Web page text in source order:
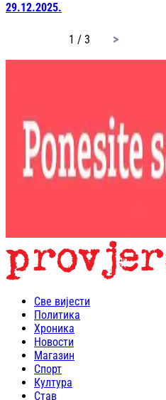
29.12.2025.
1 / 3 page
Све вијести
Политика
Хроника
Новости
Магазин
Спорт
Култура
Став